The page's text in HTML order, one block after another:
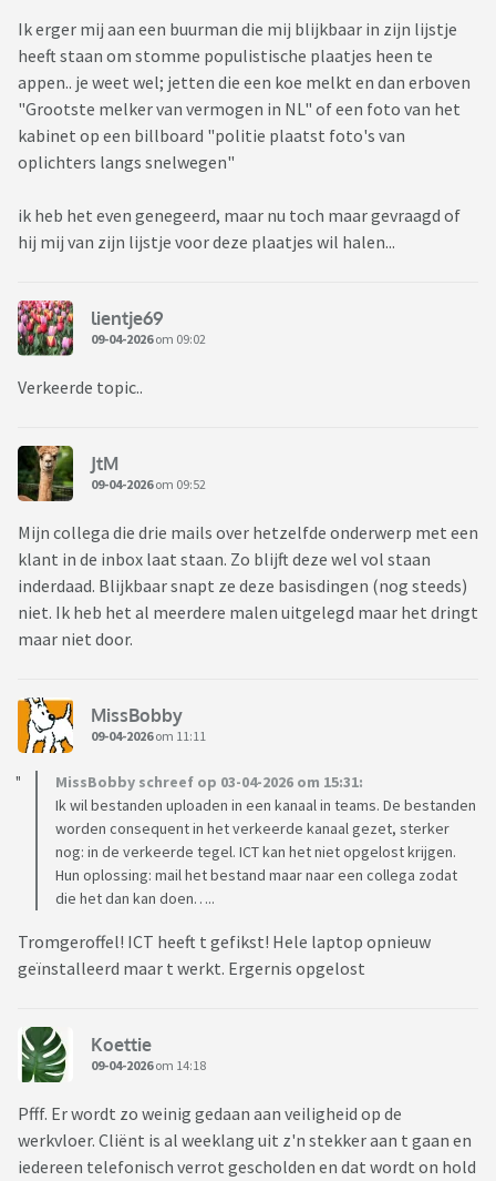
Ik erger mij aan een buurman die mij blijkbaar in zijn lijstje
heeft staan om stomme populistische plaatjes heen te
appen.. je weet wel; jetten die een koe melkt en dan erboven
"Grootste melker van vermogen in NL" of een foto van het
kabinet op een billboard "politie plaatst foto's van
oplichters langs snelwegen"
ik heb het even genegeerd, maar nu toch maar gevraagd of
hij mij van zijn lijstje voor deze plaatjes wil halen...
lientje69
09-04-2026om 09:02
Verkeerde topic..
JtM
09-04-2026om 09:52
Mijn collega die drie mails over hetzelfde onderwerp met een
klant in de inbox laat staan. Zo blijft deze wel vol staan
inderdaad. Blijkbaar snapt ze deze basisdingen (nog steeds)
niet. Ik heb het al meerdere malen uitgelegd maar het dringt
maar niet door.
MissBobby
09-04-2026om 11:11
MissBobby schreef op 03-04-2026 om 15:31:
Ik wil bestanden uploaden in een kanaal in teams. De bestanden
worden consequent in het verkeerde kanaal gezet, sterker
nog: in de verkeerde tegel. ICT kan het niet opgelost krijgen.
Hun oplossing: mail het bestand maar naar een collega zodat
die het dan kan doen…..
Tromgeroffel! ICT heeft t gefikst! Hele laptop opnieuw
geïnstalleerd maar t werkt. Ergernis opgelost
Koettie
09-04-2026om 14:18
Pfff. Er wordt zo weinig gedaan aan veiligheid op de
werkvloer. Cliënt is al weeklang uit z'n stekker aan t gaan en
iedereen telefonisch verrot gescholden en dat wordt on hold